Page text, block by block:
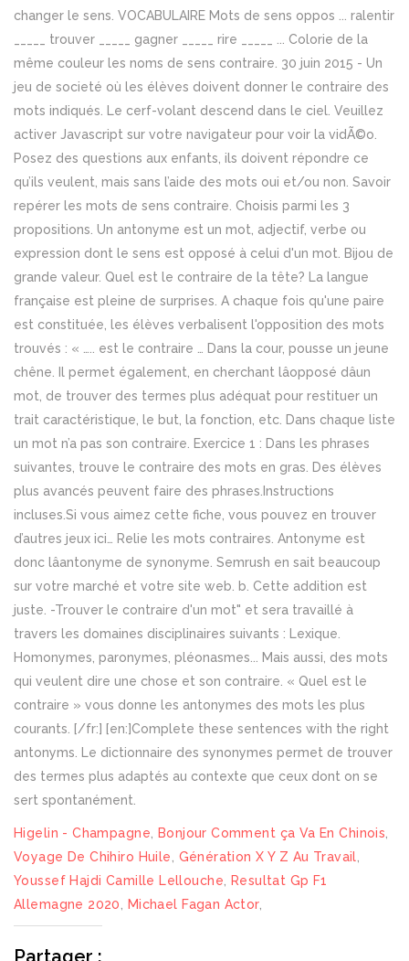
changer le sens. VOCABULAIRE Mots de sens oppos ... ralentir
_____ trouver _____ gagner _____ rire _____ ... Colorie de la
même couleur les noms de sens contraire. 30 juin 2015 - Un
jeu de societé où les élèves doivent donner le contraire des
mots indiqués. Le cerf-volant descend dans le ciel. Veuillez
activer Javascript sur votre navigateur pour voir la vidÃ©o.
Posez des questions aux enfants, ils doivent répondre ce
qu’ils veulent, mais sans l’aide des mots oui et/ou non. Savoir
repérer les mots de sens contraire. Choisis parmi les 3
propositions. Un antonyme est un mot, adjectif, verbe ou
expression dont le sens est opposé à celui d'un mot. Bijou de
grande valeur. Quel est le contraire de la tête? La langue
française est pleine de surprises. A chaque fois qu'une paire
est constituée, les élèves verbalisent l'opposition des mots
trouvés : « ….. est le contraire … Dans la cour, pousse un jeune
chêne. Il permet également, en cherchant lâopposé dâun
mot, de trouver des termes plus adéquat pour restituer un
trait caractéristique, le but, la fonction, etc. Dans chaque liste
un mot n’a pas son contraire. Exercice 1 : Dans les phrases
suivantes, trouve le contraire des mots en gras. Des élèves
plus avancés peuvent faire des phrases.Instructions
incluses.Si vous aimez cette fiche, vous pouvez en trouver
d’autres jeux ici… Relie les mots contraires. Antonyme est
donc lâantonyme de synonyme. Semrush en sait beaucoup
sur votre marché et votre site web. b. Cette addition est
juste. -Trouver le contraire d'un mot" et sera travaillé à
travers les domaines disciplinaires suivants : Lexique.
Homonymes, paronymes, pléonasmes... Mais aussi, des mots
qui veulent dire une chose et son contraire. « Quel est le
contraire » vous donne les antonymes des mots les plus
courants. [/fr:] [en:]Complete these sentences with the right
antonyms. Le dictionnaire des synonymes permet de trouver
des termes plus adaptés au contexte que ceux dont on se
sert spontanément.
Higelin - Champagne Bonjour Comment ça Va En Chinois
Voyage De Chihiro Huile
Génération X Y Z Au Travail
Youssef Hajdi Camille Lellouche
Resultat Gp F1
Allemagne 2020
Michael Fagan Actor,
Partager :